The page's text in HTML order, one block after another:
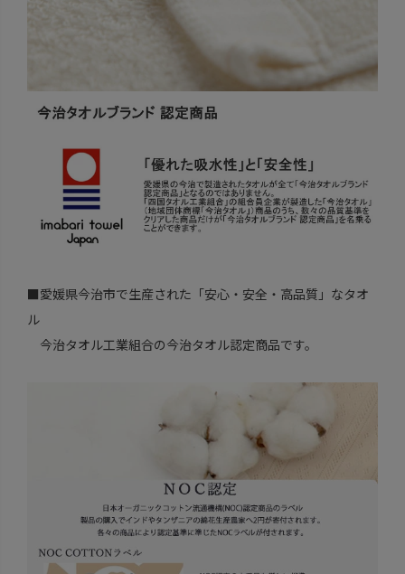
■愛媛県今治市で生産された「安心・安全・高品質」なタオ
ル
今治タオル工業組合の今治タオル認定商品です。